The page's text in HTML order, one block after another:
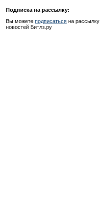
Подписка на рассылку:
Вы можете подписаться на рассылку
новостей Битлз.ру